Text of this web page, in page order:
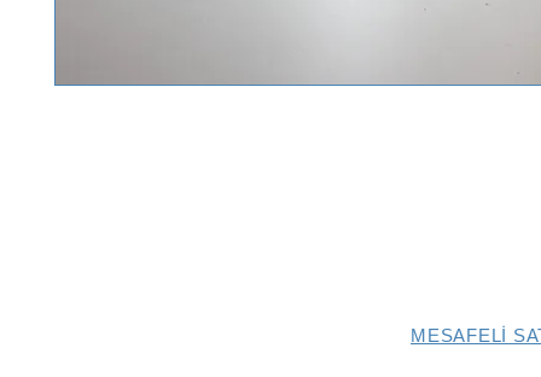
MESAFELİ